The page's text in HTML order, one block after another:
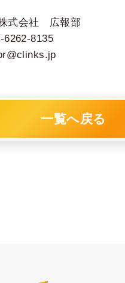
式会社 広報部
6262-8135
一覧へ戻る